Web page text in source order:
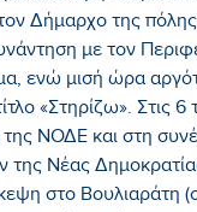
Δήμαρχο της πόλης
με τον
ενώ μισή ώρα
«Στηρίζω». Στις 6
ΝΟΔΕ και στη
της Νέας
στο Βουλιαράτη